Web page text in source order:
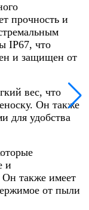
прочность и
IP67, что
и защищен от
вес, что
Он также
для удобства
и
Он также имеет
от пыли